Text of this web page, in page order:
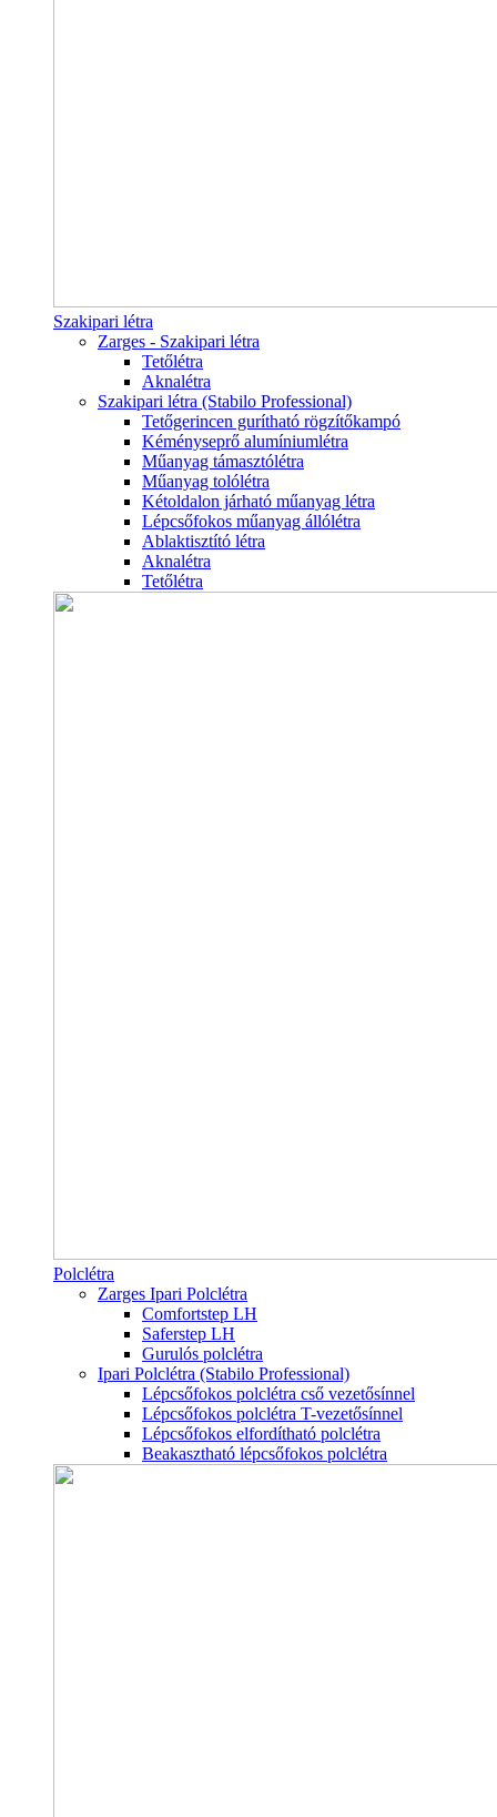
Szakipari létra
Zarges - Szakipari létra
Tetőlétra
Aknalétra
Szakipari létra (Stabilo Professional)
Tetőgerincen gurítható rögzítőkampó
Kéményseprő alumíniumlétra
Műanyag támasztólétra
Műanyag tolólétra
Kétoldalon járható műanyag létra
Lépcsőfokos műanyag állólétra
Ablaktisztító létra
Aknalétra
Tetőlétra
Polclétra
Zarges Ipari Polclétra
Comfortstep LH
Saferstep LH
Gurulós polclétra
Ipari Polclétra (Stabilo Professional)
Lépcsőfokos polclétra cső vezetősínnel
Lépcsőfokos polclétra T-vezetősínnel
Lépcsőfokos elfordítható polclétra
Beakasztható lépcsőfokos polclétra